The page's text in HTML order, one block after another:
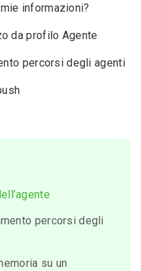
informazioni?
da profilo Agente
percorsi degli agenti
percorsi degli
su un